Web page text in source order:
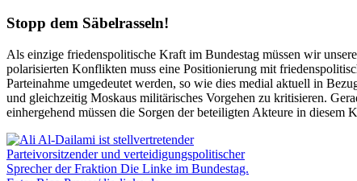
Stopp dem Säbelrasseln!
Als einzige friedenspolitische Kraft im Bundestag müssen wir
polarisierten Konflikten muss eine Positionierung mit
Parteinahme umgedeutet werden, so wie dies me­dial aktuell in
und gleichzeitig Moskaus militärisches Vorgehen zu kritisieren.
einhergehend müssen die Sorgen der beteiligten Akteure in diesem